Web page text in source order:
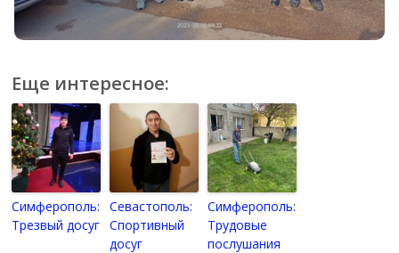
Еще интересное:
Симферополь:
Трезвый досуг
Севастополь:
Спортивный
досуг
Симферополь:
Трудовые
послушания